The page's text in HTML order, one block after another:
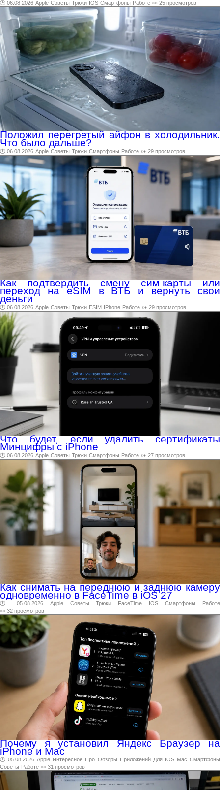
🕑 06.08.2026 Apple Советы Трюки IOS Смартфоны Работе 👀 25 просмотров
Положил перегретый айфон в холодильник.
Что было дальше?
🕑 06.08.2026 Apple Советы Трюки Смартфоны Работе 👀 29 просмотров
Как подтвердить смену сим-карты или
переход на eSIM в ВТБ и вернуть свои
деньги
🕑 06.08.2026 Apple Советы Трюки ESIM IPhone Работе 👀 29 просмотров
Что будет, если удалить сертификаты
Минцифры с iPhone
🕑 06.08.2026 Apple Советы Трюки Смартфоны Работе 👀 27 просмотров
Как снимать на переднюю и заднюю камеру
одновременно в FaceTime в iOS 27
🕑 05.08.2026 Apple Советы Трюки FaceTime IOS Смартфоны
Работе
👀 32 просмотров
Почему я установил Яндекс Браузер на
iPhone и Mac
🕑 05.08.2026 Apple Интересное Про Обзоры Приложений Для IOS Mac Смартфоны
Советы Работе 👀 31 просмотров